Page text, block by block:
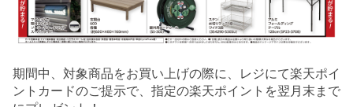
期間中、対象商品をお買い上げの際に、レジにて楽天ポイ
ントカードのご提示で、指定の楽天ポイントを翌月末まで